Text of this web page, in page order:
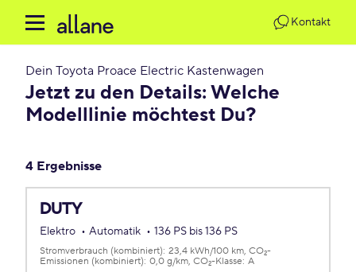
Kontakt
Dein Toyota Proace Electric Kastenwagen
Jetzt zu den Details: Welche
Modelllinie möchtest Du?
4 Ergebnisse
DUTY
Elektro Automatik 136 PS bis 136 PS
Stromverbrauch (kombiniert): 23,4 kWh/100 km CO2-
Emissionen (kombiniert): 0,0 g/km CO2-Klasse: A